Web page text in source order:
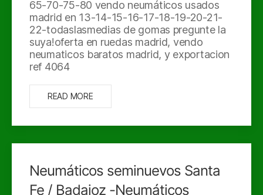
65-70-75-80 vendo neumáticos usados
madrid en 13-14-15-16-17-18-19-20-21-
22-todaslasmedias de gomas pregunte la
suya!oferta en ruedas madrid, vendo
neumaticos baratos madrid, y exportacion
ref 4064
READ MORE
Neumáticos seminuevos Santa
Fe / Badajoz -Neumáticos